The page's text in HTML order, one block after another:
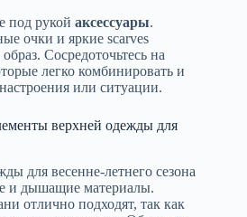
под рукой аксессуары.
очки и яркие scarves
Сосредоточьтесь на
легко комбинировать и
или ситуации.
верхней одежды для
для весенне-летнего сезона
и дышащие материалы.
отлично подходят, так как